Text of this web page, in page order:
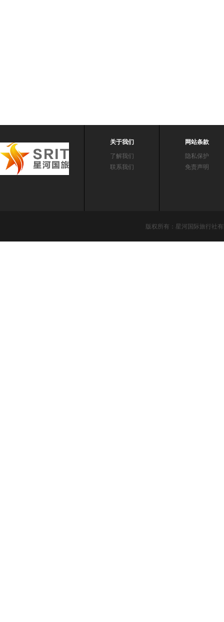
关于我们
了解我们
联系我们
网站条款
隐私保护
免责声明
版权所有：星河国际旅行社